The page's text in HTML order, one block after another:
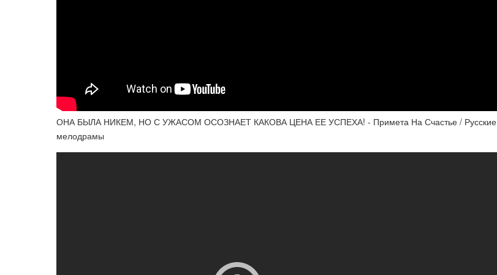
ОНА БЫЛА НИКЕМ, НО С УЖАСОМ ОСОЗНАЕТ КАКОВА ЦЕНА ЕЕ УСПЕХА! - Примета На Счастье / Русские
мелодрамы